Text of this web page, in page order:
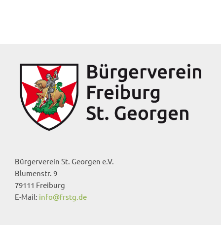
Bürgerverein St. Georgen e.V.
Blumenstr. 9
79111 Freiburg
E-Mail: info@frstg.de